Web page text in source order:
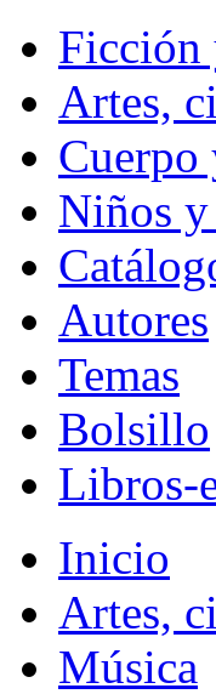
Ficción
Artes,
Cuerpo
Niños y
Autores
Temas
Bolsillo
Libros-
Inicio
Artes,
Música